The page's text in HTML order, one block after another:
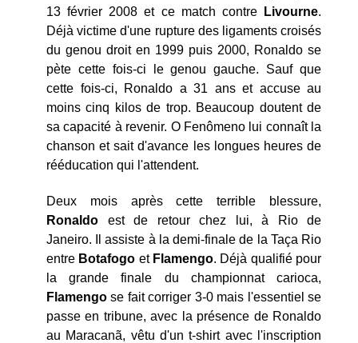
13 février 2008 et ce match contre
Livourne.
Déjà victime d'une rupture des ligaments croisés
du genou droit en 1999 puis 2000, Ronaldo se
pète cette fois-ci le genou gauche. Sauf que
cette fois-ci, Ronaldo a 31 ans et accuse au
moins cinq kilos de trop. Beaucoup doutent de
sa capacité à revenir. O Fenômeno lui connaît la
chanson et sait d'avance les longues heures de
rééducation qui l'attendent.
Deux mois après cette terrible blessure,
Ronaldo est de retour chez lui, à Rio de
Janeiro. Il assiste à la demi-finale de la Taça Rio
entre Botafogo et Flamengo. Déjà qualifié pour
la grande finale du championnat carioca,
Flamengo se fait corriger 3-0 mais l'essentiel se
passe en tribune, avec la présence de Ronaldo
au Maracanã, vêtu d'un t-shirt avec l'inscription